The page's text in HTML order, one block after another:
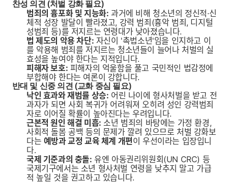
찬성 의견 (처벌 강화 필요)
범죄의 흉포화 및 지능화: 과거에 비해 청소년의 정신적·신
체적 성장 발달이 빨라졌고, 강력 범죄(흉악 범죄, 디지털
성범죄 등)를 저지르는 연령대가 낮아졌습니다.
법 제도의 악용 차단: 자신이 '촉법소년'임을 인지하고 이
를 악용해 범죄를 저지르는 청소년들이 늘어나 처벌의 실
효성을 높여야 한다는 지적입니다.
피해자 보호: 피해자의 억울함을 풀고 국민적인 법감정에
부합해야 한다는 여론이 강합니다.
반대 및 신중 의견 (교화 중심 필요)
낙인 효과와 재범률 상승: 어린 나이에 형사처벌을 받고 전
과자가 되면 사회 복귀가 어려워져 오히려 성인 강력범죄
자로 이어질 확률이 높아진다는 우려입니다.
근본적 원인 해결 미흡: 소년 범죄의 바탕에는 가정 환경,
사회적 돌봄 공백 등의 문제가 깔려 있으므로 처벌 강화보
다는 예방과 교정 교육 체계 개편이 우선이라는 입장입니
다.
국제 기준과의 충돌: 유엔 아동권리위원회(UN CRC) 등
국제기구에서는 소년 형사처벌 연령을 낮추지 말고 가급
적 높일 것을 권고하고 있습니다.